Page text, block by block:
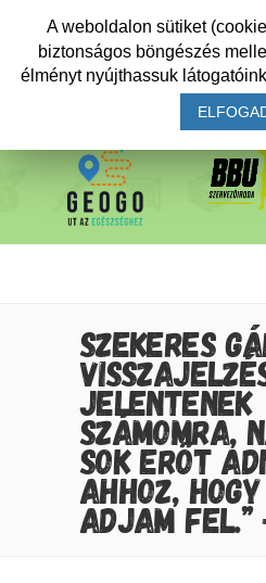
SZEKERES
JELENTENEK
SZÁMOMRA,
SOK ERŐT
AHHOZ,
ADJAM
A weboldalon sütiket
biztonságos böngészés
élményt nyújthassuk